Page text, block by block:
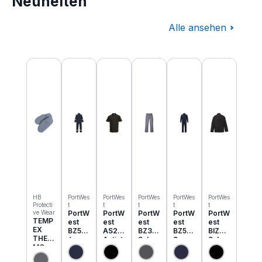
Alle ansehen
Produktgalerie überspringen
HB
Protecti
ve Wear
TEMP
EX
THER
MO
Einzie
PortWes
t
PortW
est
BZ50
6
Classi
c
PortWes
t
PortW
est
AS21
Antist
atik
ESD
PortWes
t
PortW
est
BZ31
Schw
eisser
Cargo
PortWes
t
PortW
est
BZ52
3
Bizwe
ld
PortWes
t
PortW
est
BIZ2
Schw
eisser
Jacke